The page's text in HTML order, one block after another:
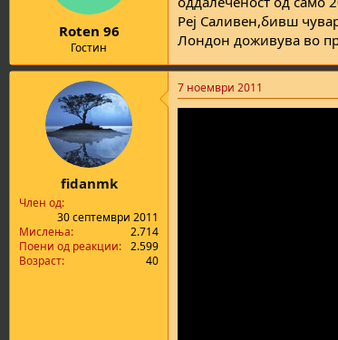
s
:
Roten 96
Гостин
Реј Саливен,бивш
Лондон доживува во
fidanmk
Член од
30 септември 2011
Мислења
2.714
Поени од реакции
2.599
Возраст
40
7 ноември 2011